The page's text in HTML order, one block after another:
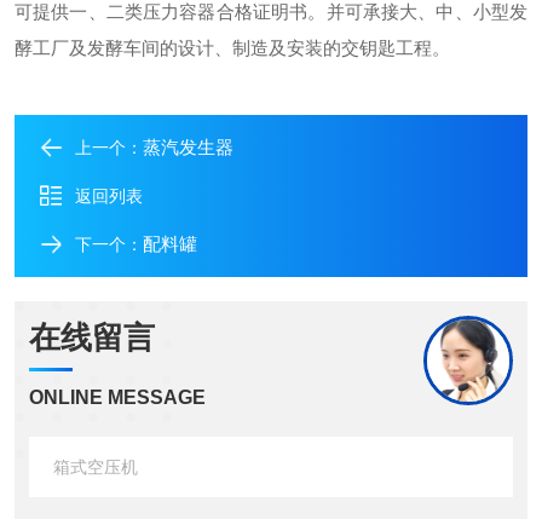
可提供一、二类压力容器合格证明书。并可承接大、中、小型发
酵工厂及发酵车间的设计、制造及安装的交钥匙工程。
上一个： 蒸汽发生器
返回列表
下一个： 配料罐
在线留言
ONLINE MESSAGE